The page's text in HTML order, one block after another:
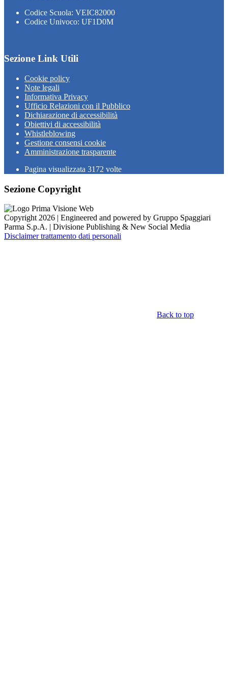
Codice Scuola: VEIC82000
Codice Univoco: UF1D0M
Sezione Link Utili
Cookie policy
Note legali
Informativa Privacy
Ufficio Relazioni con il Pubblico
Dichiarazione di accessibilità
Obiettivi di accessibilità
Whistleblowing
Gestione consensi cookie
Amministrazione trasparente
Pagina visualizzata 3172 volte
Sezione Copyright
Copyright 2026 | Engineered and powered by Gruppo Spaggiari
Parma S.p.A. | Divisione Publishing & New Social Media
Disclaimer trattamento dati personali
Back to top